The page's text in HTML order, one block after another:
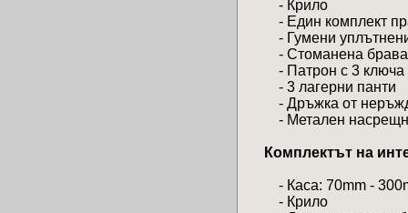
- Крило
- Един комплект
- Гумени
- Стоманена брава
- Патрон с 3 ключа
- 3 лагерни панти
- Дръжка от
- Метален
Комплектът на
- Каса: 70mm -
- Крило